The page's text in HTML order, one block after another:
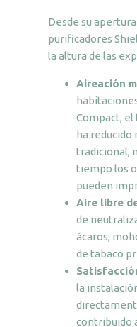
Desde su
purificadores
la altura de las
Aireación
Compact,
ha reducido
tradicional,
tiempo los
pueden
Aire libre
de
ácaros,
de tabaco
la
contribuido